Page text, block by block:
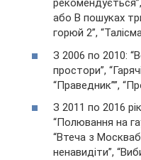
або В пошуках
горюй 2”,
З 2006 по 2010:
простори”,
“Праведник””,
З 2011 по 2016
“Полювання на
“Втеча з
ненавидіти”,